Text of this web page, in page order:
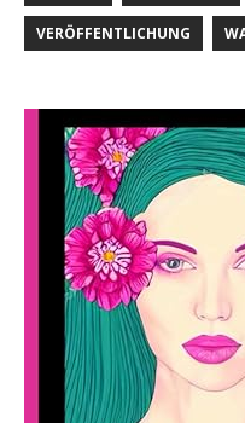
VERÖFFENTLICHUNG